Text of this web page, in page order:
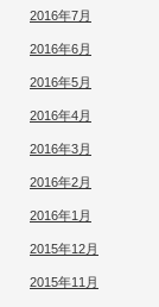
2016年7月
2016年6月
2016年5月
2016年4月
2016年3月
2016年2月
2016年1月
2015年12月
2015年11月